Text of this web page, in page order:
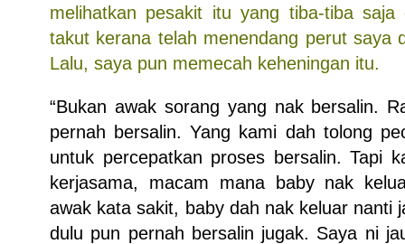
melihatkan pesakit itu yang tiba-tiba saja
takut kerana telah menendang perut saya
Lalu, saya pun memecah keheningan itu.
“Bukan awak sorang yang nak bersalin.
pernah bersalin. Yang kami dah tolong
untuk percepatkan proses bersalin. Tapi
kerjasama, macam mana baby nak
awak kata sakit, baby dah nak keluar nanti
dulu pun pernah bersalin jugak. Saya ni